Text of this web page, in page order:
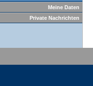
Meine Daten
Private Nachrichten